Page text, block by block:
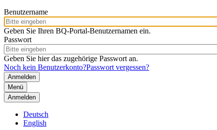
Benutzername
Geben Sie Ihren BQ-Portal-Benutzernamen ein.
Passwort
Geben Sie hier das zugehörige Passwort an.
Noch kein Benutzerkonto?Passwort vergessen?
Menü
Anmelden
Deutsch
English